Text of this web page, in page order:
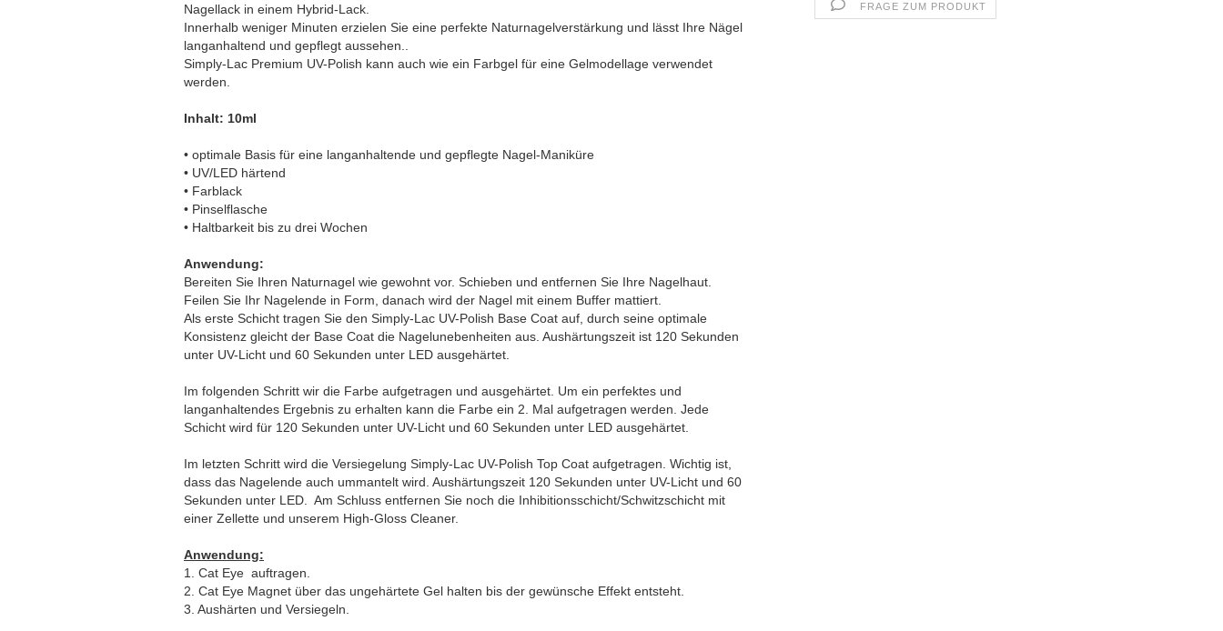
FRAGE ZUM PRODUKT
Nagellack in einem Hybrid-Lack.
Innerhalb weniger Minuten erzielen Sie eine perfekte Naturnagelverstärkung und lässt Ihre Nägel
langanhaltend und gepflegt aussehen..
Simply-Lac Premium UV-Polish kann auch wie ein Farbgel für eine Gelmodellage verwendet
werden.
Inhalt: 10ml
• optimale Basis für eine langanhaltende und gepflegte Nagel-Maniküre
• UV/LED härtend
• Farblack
• Pinselflasche
• Haltbarkeit bis zu drei Wochen
Anwendung:
Bereiten Sie Ihren Naturnagel wie gewohnt vor. Schieben und entfernen Sie Ihre Nagelhaut.
Feilen Sie Ihr Nagelende in Form, danach wird der Nagel mit einem Buffer mattiert.
Als erste Schicht tragen Sie den Simply-Lac UV-Polish Base Coat auf, durch seine optimale
Konsistenz gleicht der Base Coat die Nagelunebenheiten aus. Aushärtungszeit ist 120 Sekunden
unter UV-Licht und 60 Sekunden unter LED ausgehärtet.
Im folgenden Schritt wir die Farbe aufgetragen und ausgehärtet. Um ein perfektes und
langanhaltendes Ergebnis zu erhalten kann die Farbe ein 2. Mal aufgetragen werden. Jede
Schicht wird für 120 Sekunden unter UV-Licht und 60 Sekunden unter LED ausgehärtet.
Im letzten Schritt wird die Versiegelung Simply-Lac UV-Polish Top Coat aufgetragen. Wichtig ist,
dass das Nagelende auch ummantelt wird. Aushärtungszeit 120 Sekunden unter UV-Licht und 60
Sekunden unter LED. Am Schluss entfernen Sie noch die Inhibitionsschicht/Schwitzschicht mit
einer Zellette und unserem High-Gloss Cleaner.
Anwendung:
1. Cat Eye auftragen.
2. Cat Eye Magnet über das ungehärtete Gel halten bis der gewünsche Effekt entsteht.
3. Aushärten und Versiegeln.